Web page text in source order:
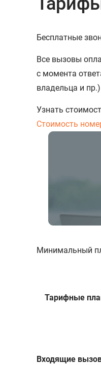
Бесплатные
Все вызовы
с момента
владельца и пр.)
Узнать
Стоимость
Минимальный
Тарифные
Входящие